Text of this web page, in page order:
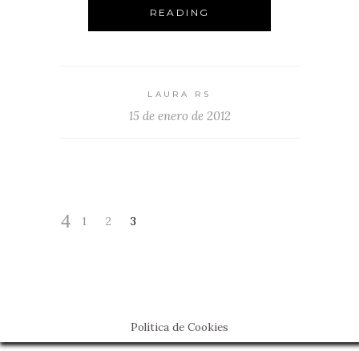
READING
LAURA RS
15 de enero de 2012
1 2 3
Política de Cookies